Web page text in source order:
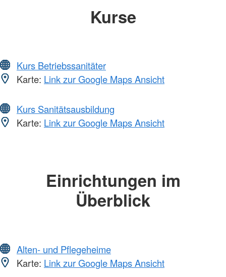
Kurse
Kurs Betriebssanitäter
Karte: Link zur Google Maps Ansicht
Kurs Sanitätsausbildung
Karte: Link zur Google Maps Ansicht
Einrichtungen im
Überblick
Alten- und Pflegeheime
Karte: Link zur Google Maps Ansicht